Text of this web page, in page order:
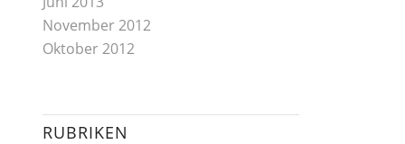
November 2012
Oktober 2012
RUBRIKEN